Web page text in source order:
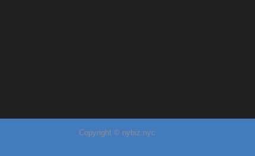
Copyright © nybiz.nyc